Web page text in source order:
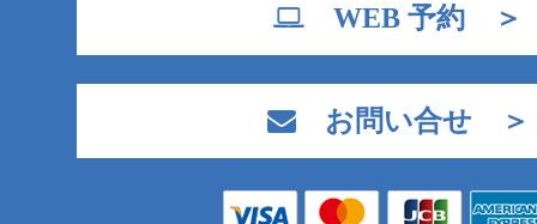
WEB 予約 ＞
お問い合せ ＞